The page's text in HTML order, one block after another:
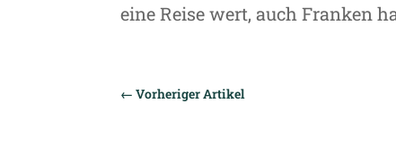
eine Reise wert, auch Franken
←Vorheriger Artikel